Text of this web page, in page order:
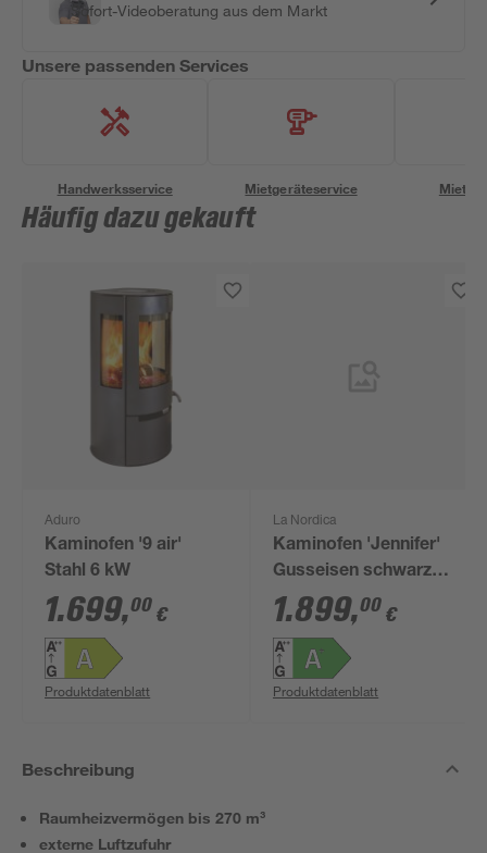
Sofort-Videoberatung aus dem Markt
Unsere passenden Services
Handwerksservice Mietgeräteservice
Häufig dazu gekauft
Aduro
Kaminofen '9 air'
Stahl 6 kW
1.699,00 €
Produktdatenblatt
La Nordica
Kaminofen 'Jennifer'
Gusseisen schwarz
7,7 kW
1.899,00 €
Produktdatenblatt
Beschreibung
Raumheizvermögen bis 270 m³
externe Luftzufuhr